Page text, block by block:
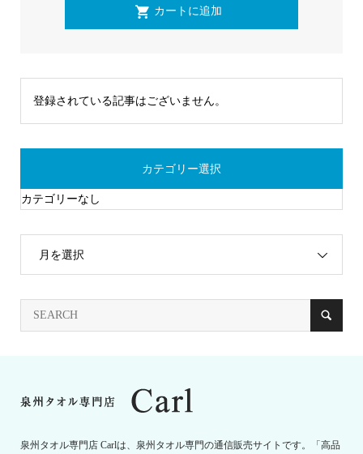
登録されている記事はございません。
カテゴリー選択
カテゴリーなし
月を選択
泉州タオル専門店 Carlは、泉州タオル専門の通信販売サイトです。「高品